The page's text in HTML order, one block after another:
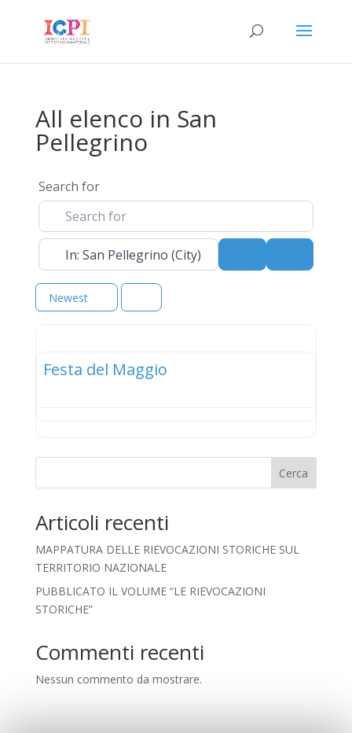
All elenco in San
Pellegrino
Search for
Near
Newest
Festa del Maggio
Cerca
Articoli recenti
MAPPATURA DELLE RIEVOCAZIONI STORICHE SUL
TERRITORIO NAZIONALE
PUBBLICATO IL VOLUME “LE RIEVOCAZIONI
STORICHE”
Commenti recenti
Nessun commento da mostrare.